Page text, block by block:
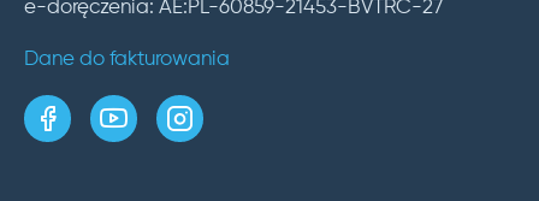
e-doręczenia: AE:PL-60859-21453-BVTRC-27
Dane do fakturowania
strona w serwisie Facebook
kanał w serwisie YouTube
profil w serwisie Instagram